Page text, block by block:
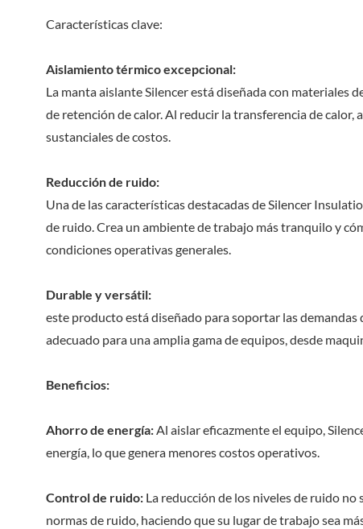
Características clave:
Aislamiento térmico excepcional:
La manta aislante Silencer está diseñada con materiales
de retención de calor. Al reducir la transferencia de
sustanciales de costos.
Reducción de ruido:
Una de las características destacadas de Silencer
de ruido. Crea un ambiente de trabajo más tranquilo y
condiciones operativas generales.
Durable y versátil:
este producto está diseñado para soportar las
adecuado para una amplia gama de equipos, desde
Beneficios:
Ahorro de energía:Al aislar eficazmente el equipo,
energía, lo que genera menores costos operativos.
Control de ruido: La reducción de los niveles de ruido
normas de ruido, haciendo que su lugar de trabajo sea